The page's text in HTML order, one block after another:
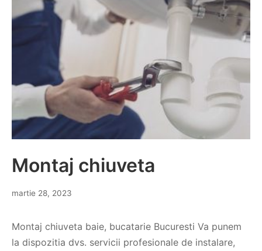
Montaj chiuveta
martie 28, 2023
Montaj chiuveta baie, bucatarie Bucuresti Va punem
la dispozitia dvs. servicii profesionale de instalare,